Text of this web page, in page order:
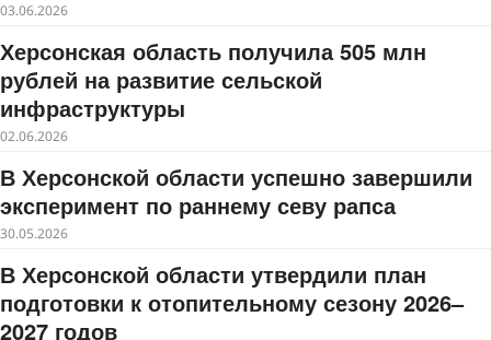
03.06.2026
Херсонская область получила 505 млн
рублей на развитие сельской
инфраструктуры
02.06.2026
В Херсонской области успешно завершили
эксперимент по раннему севу рапса
30.05.2026
В Херсонской области утвердили план
подготовки к отопительному сезону 2026–
2027 годов